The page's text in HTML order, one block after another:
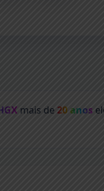
mais de 20 anos